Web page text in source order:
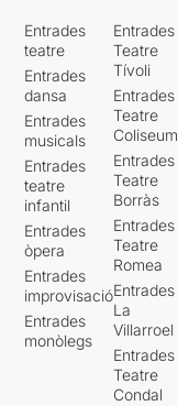
Entrades
teatre
Entrades
dansa
Entrades
musicals
Entrades
teatre
infantil
Entrades
òpera
Entrades
improvisació
Entrades
monòlegs
Entrades
Teatre
Tívoli
Entrades
Teatre
Coliseum
Entrades
Teatre
Borràs
Entrades
Teatre
Romea
Entrades
La
Villarroel
Entrades
Teatre
Condal